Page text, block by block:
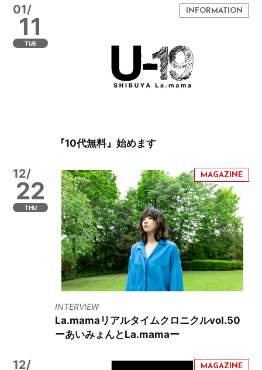
01/
11
TUE
『10代無料』始めます
12/
22
THU
INTERVIEW
La.mamaリアルタイムクロニクルvol.50
ーあいみょんとLa.mamaー
12/